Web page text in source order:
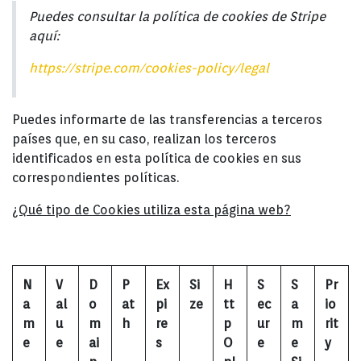
Puedes consultar la política de cookies de Stripe
aquí:
https://stripe.com/cookies-policy/legal
Puedes informarte de las transferencias a terceros
países que, en su caso, realizan los terceros
identificados en esta política de cookies en sus
correspondientes políticas.
¿Qué tipo de Cookies utiliza esta página web?
N
a
m
e
V
al
u
e
D
o
m
ai
P
at
h
Ex
pi
re
s
Si
ze
H
tt
p
O
S
ec
ur
e
S
a
m
e
Pr
io
rit
y